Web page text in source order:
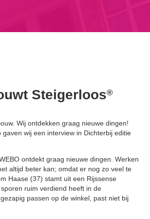
Steigerloos®
Wij ontdekken graag nieuwe dingen!
wij een interview in Dichterbij editie
ontdekt graag nieuwe dingen. Werken
altijd beter kan; omdat er nog zo veel te
Haase (37) stamt uit een Rijssense
ruim verdiend heeft in de
passen op de winkel, past niet bij